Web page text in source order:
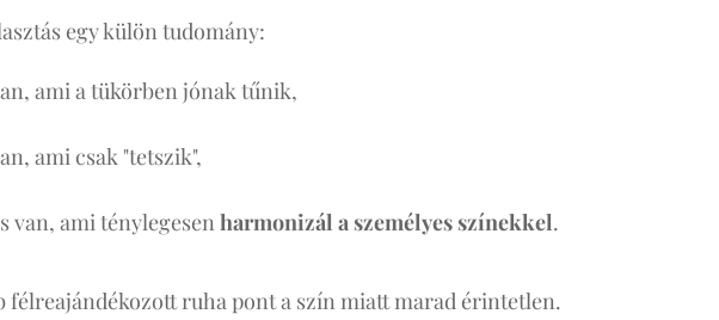
egy külön tudomány:
ami a tükörben jónak tűnik,
ami csak "tetszik",
van, ami ténylegesenharmonizál a személyes színekkel.
félreajándékozott ruha pont a szín miatt marad érintetlen.